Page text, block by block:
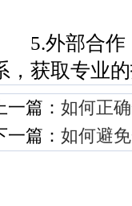
5.外部合作：
，获取专业
一篇： 如何正
一篇： 如何避